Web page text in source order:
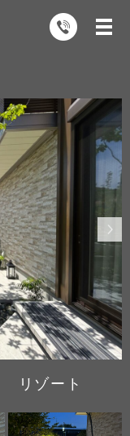
リゾート